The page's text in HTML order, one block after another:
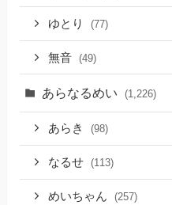
ゆとり (77)
無音 (49)
あらなるめい (1,226)
あらき (98)
なるせ (113)
めいちゃん (257)